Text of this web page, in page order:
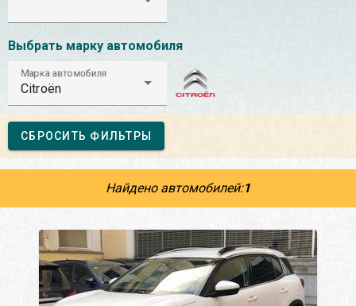
Выбрать марку автомобиля
Марка автомобиля
Citroën
СБРОСИТЬ ФИЛЬТРЫ
Найдено автомобилей:1